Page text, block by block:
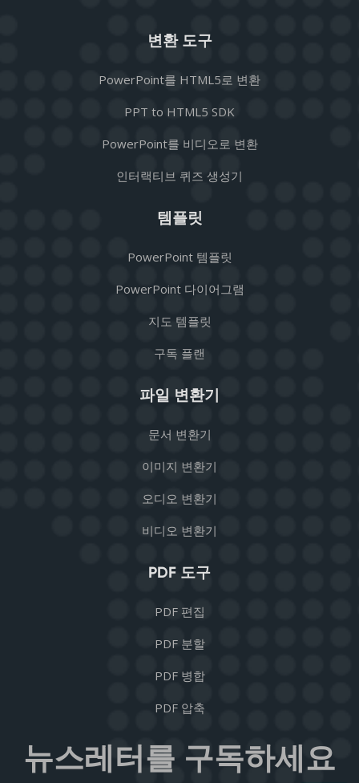
변환 도구
PowerPoint를 HTML5로 변환
PPT to HTML5 SDK
PowerPoint를 비디오로 변환
인터랙티브 퀴즈 생성기
템플릿
PowerPoint 템플릿
PowerPoint 다이어그램
지도 템플릿
구독 플랜
파일 변환기
문서 변환기
이미지 변환기
오디오 변환기
비디오 변환기
PDF 도구
PDF 편집
PDF 분할
PDF 병합
PDF 압축
뉴스레터를 구독하세요